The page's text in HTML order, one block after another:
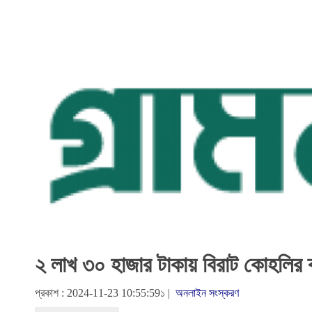
২ লাখ ৩০ হাজার টাকায় বিরাট কোহলির
প্রকাশ : 2024-11-23 10:55:59১ | অনলাইন সংস্করণ